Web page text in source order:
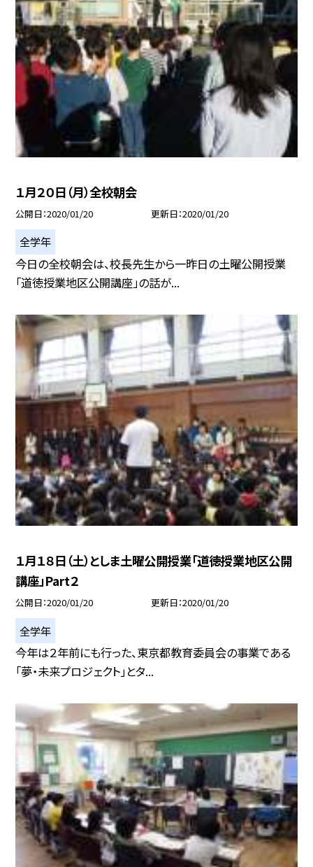
１月２０日（月）全校朝会
公開日 2020/01/20 更新日 2020/01/20
全学年
今日の全校朝会は、校長先生から一昨日の土曜公開授業
「道徳授業地区公開講座」の話が...
１月１８日（土）としま土曜公開授業「道徳授業地区公開
講座」Part２
公開日 2020/01/20 更新日 2020/01/20
全学年
今年は２年前にも行った、東京都教育委員会の事業である
「夢・未来プロジェクト」とタ...